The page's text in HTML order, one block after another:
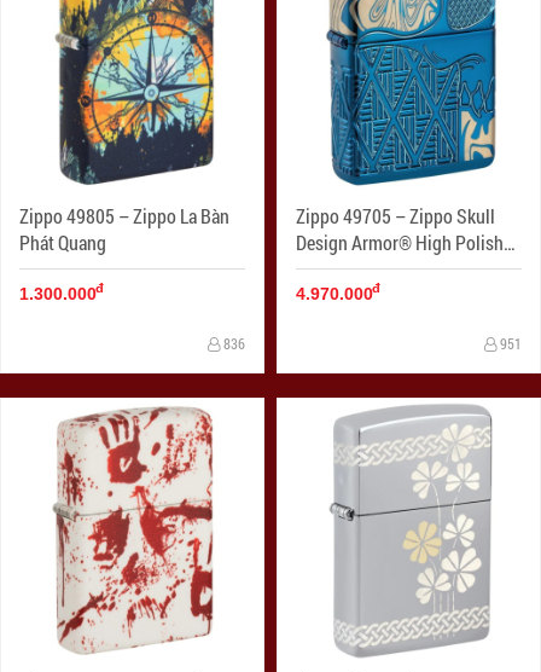
Zippo 49805 – Zippo La Bàn
Phát Quang
1.300.000đ
836
Zippo 49705 – Zippo Skull
Design Armor® High Polish
Blue
4.970.000đ
951